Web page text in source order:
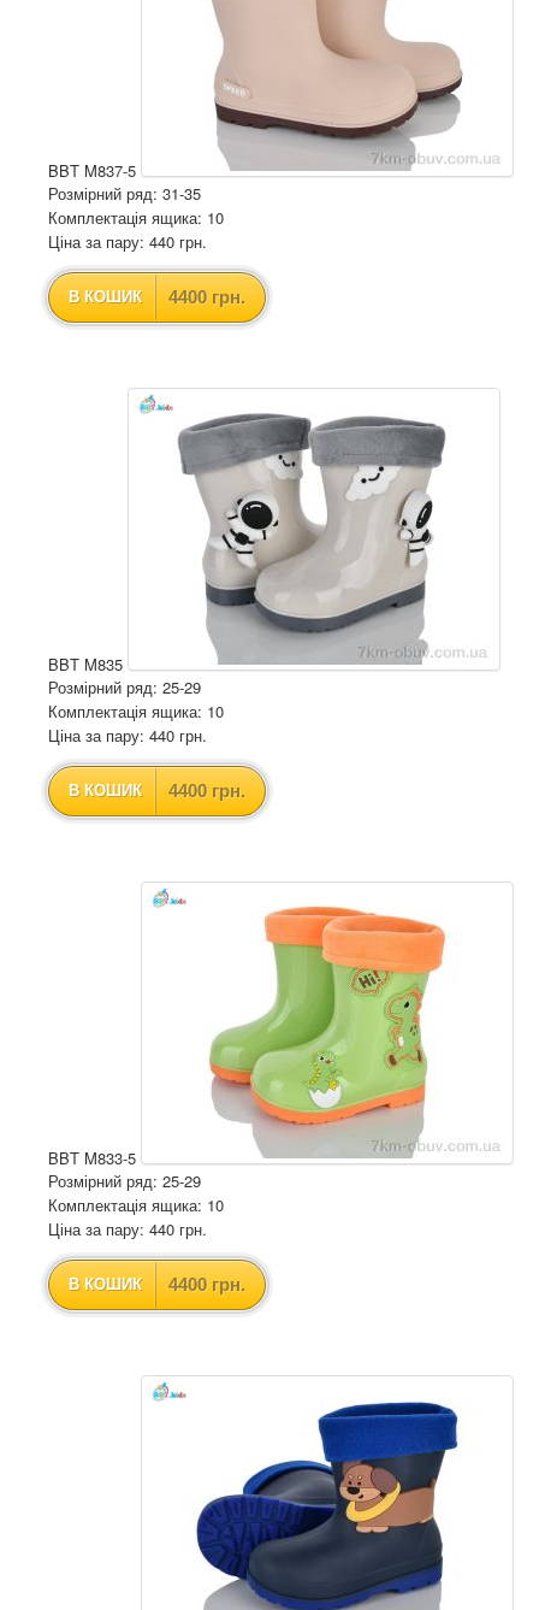
BBT M837-5
Розмірний ряд: 31-35
Комплектація ящика: 10
Ціна за пару: 440 грн.
В КОШИК 4400 грн.
BBT M835
Розмірний ряд: 25-29
Комплектація ящика: 10
Ціна за пару: 440 грн.
В КОШИК 4400 грн.
BBT M833-5
Розмірний ряд: 25-29
Комплектація ящика: 10
Ціна за пару: 440 грн.
В КОШИК 4400 грн.